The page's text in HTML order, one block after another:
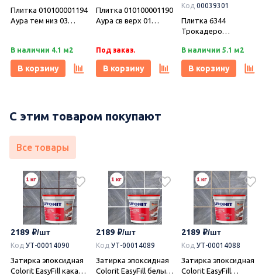
Плитка 010100001194
Аура тем низ 03
В наличии 4.1 м2
В корзину
Плитка 010100001190
Аура св верх 01
Под заказ.
В корзину
Код 00039301
Плитка 6344
Трокадеро
25x40x0,8, Kerama
Marazzi (Керама
Марацци)
В наличии 5.1 м2
В корзину
С этим товаром покупают
Все товары
2189
Код УТ-00014090
Затирка эпоксидная
Colorit EasyFill какао 1
2189
Код УТ-00014089
Затирка эпоксидная
Colorit EasyFill белый
2189
Код УТ-00014088
Затирка эпоксидная
Colorit EasyFill